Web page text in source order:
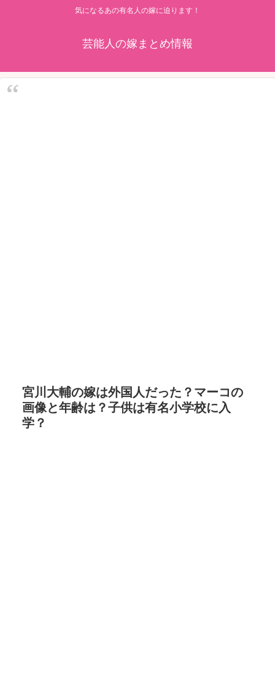
気になるあの有名人の嫁に迫ります！
芸能人の嫁まとめ情報
宮川大輔の嫁は外国人だった？マーコの
画像と年齢は？子供は有名小学校に入
学？